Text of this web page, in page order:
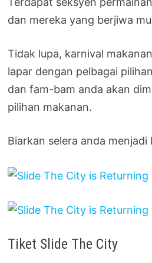
dan mereka yang berjiwa
Tidak lupa, karnival
lapar dengan pelbagai
dan fam-bam anda akan
pilihan makanan.
Biarkan selera anda menjadi
Tiket Slide The City